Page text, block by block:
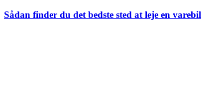
Sådan finder du det bedste sted at leje en varebil